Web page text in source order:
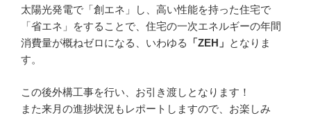
太陽光発電で「創エネ」し、高い性能を持った住宅で
「省エネ」をすることで、住宅の一次エネルギーの年間
消費量が概ねゼロになる、いわゆる
「ZEH」 となりま
す。
この後外構工事を行い、お引き渡しとなります！
また来月の進捗状況もレポートしますので、お楽しみ